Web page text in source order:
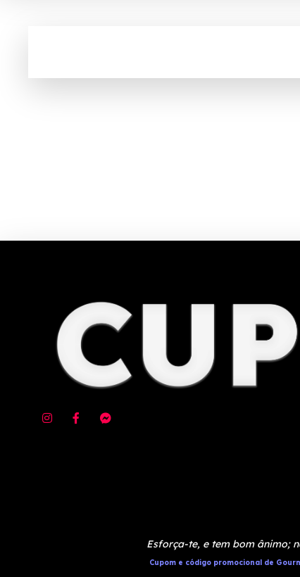
Esforça-te, e tem bom ânimo;
Cupom e código promocional de